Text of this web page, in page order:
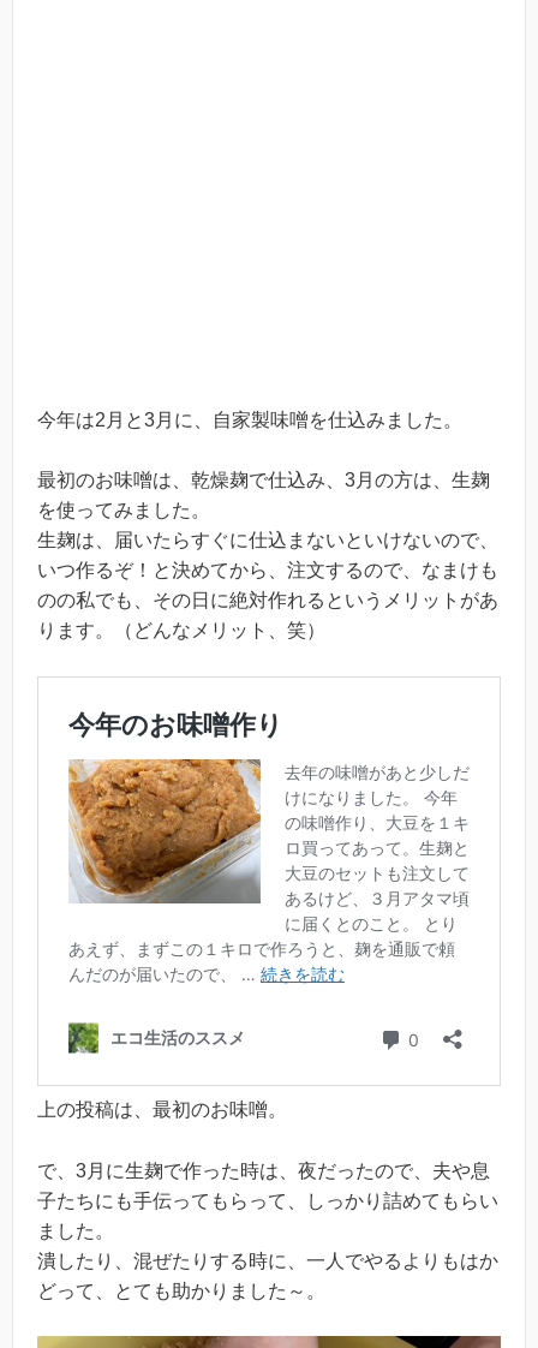
今年は2月と3月に、自家製味噌を仕込みました。
最初のお味噌は、乾燥麹で仕込み、3月の方は、生麹
を使ってみました。
生麹は、届いたらすぐに仕込まないといけないので、
いつ作るぞ！と決めてから、注文するので、なまけも
のの私でも、その日に絶対作れるというメリットがあ
ります。（どんなメリット、笑）
上の投稿は、最初のお味噌。
で、3月に生麹で作った時は、夜だったので、夫や息
子たちにも手伝ってもらって、しっかり詰めてもらい
ました。
潰したり、混ぜたりする時に、一人でやるよりもはか
どって、とても助かりました～。